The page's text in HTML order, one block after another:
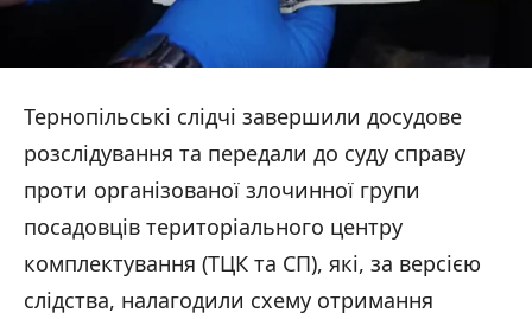
Тернопільські слідчі завершили досудове
розслідування та передали до суду справу
проти організованої злочинної групи
посадовців територіального центру
комплектування (ТЦК та СП), які, за версією
слідства, налагодили схему отримання